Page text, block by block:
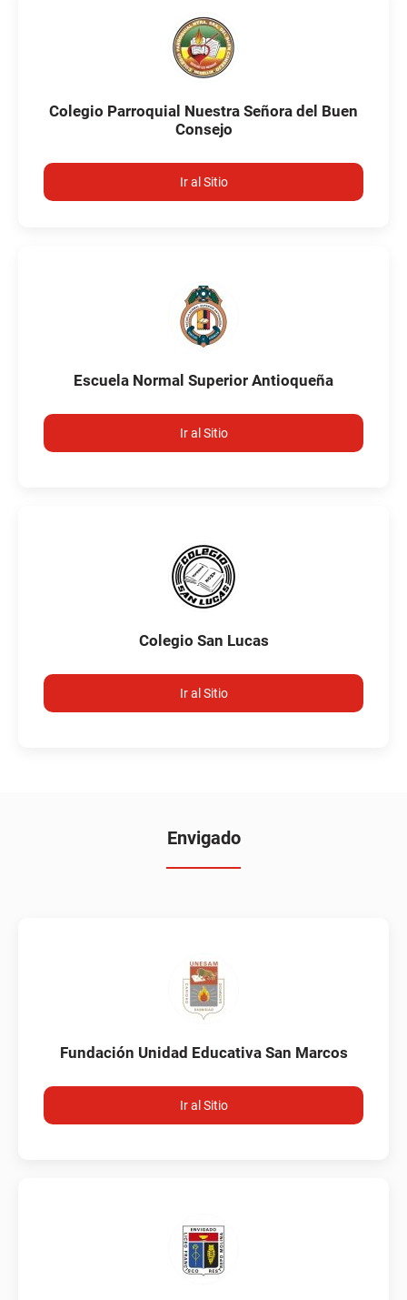
Colegio Parroquial Nuestra Señora del Buen
Consejo
Ir al Sitio
Escuela Normal Superior Antioqueña
Ir al Sitio
Colegio San Lucas
Ir al Sitio
Envigado
Fundación Unidad Educativa San Marcos
Ir al Sitio